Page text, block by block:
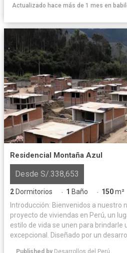
Actualizado hace más de 1 mes en
Residencial Montaña Azul
Desde S/.338,653
2 Dormitorios · 1 Baño · 150m²
Introducción: Bienvenidos a nuestro
proyecto de viviendas en Perú, un
estilo de vida se unen para brindarle
excepcional. Diseñado por un